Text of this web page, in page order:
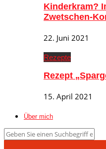
Kinderkram?
Zwetschen-
22. Juni 2021
Rezepte
Rezept
15. April 2021
Über mich